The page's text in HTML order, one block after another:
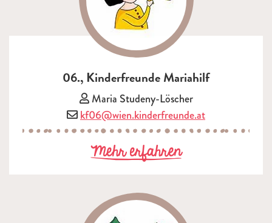
06., Kinderfreunde Mariahilf
Vorsitzende/r:
Maria Studeny-Löscher
E-Mail:
kf06@wien.kinderfreunde.at
Mehr erfahrenzu 06.,